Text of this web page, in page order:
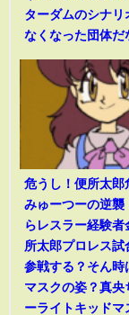
ターダムのシナリ
なくなった団体だ
危うし！便所太郎
みゅーつーの逆襲
らレスラー経験者
所太郎プロレス試
参戦する？そん時
マスクの姿？真央
ーライトキッドマ